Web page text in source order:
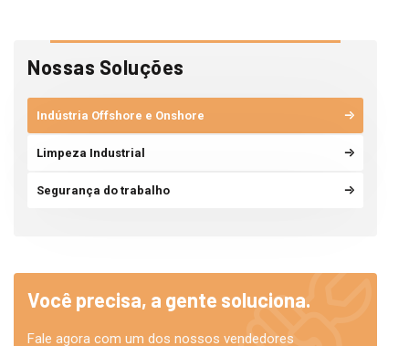
Nossas Soluções
Indústria Offshore e Onshore
Limpeza Industrial
Segurança do trabalho
Você precisa, a gente soluciona.
Fale agora com um dos nossos vendedores